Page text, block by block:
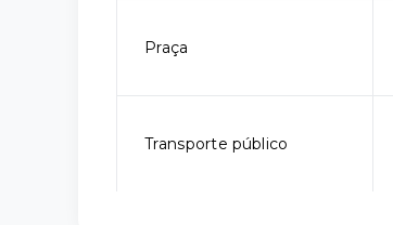
Praça
Transporte público